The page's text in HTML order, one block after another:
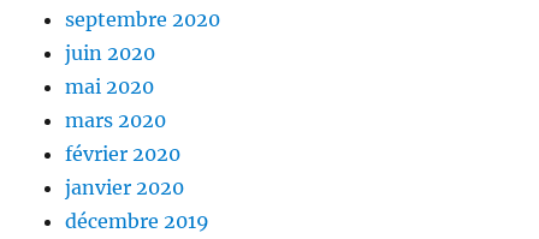
septembre 2020
juin 2020
mai 2020
mars 2020
février 2020
janvier 2020
décembre 2019